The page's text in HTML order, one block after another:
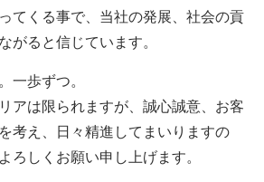
てくる事で、当社の発展、社会の貢
がると信じています。
一歩ずつ。
アは限られますが、誠心誠意、お客
考え、日々精進してまいりますの
ろしくお願い申し上げます。